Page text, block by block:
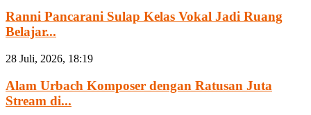
Ranni Pancarani Sulap Kelas Vokal Jadi Ruang
Belajar...
28 Juli, 2026, 18:19
Alam Urbach Komposer dengan Ratusan Juta
Stream di...